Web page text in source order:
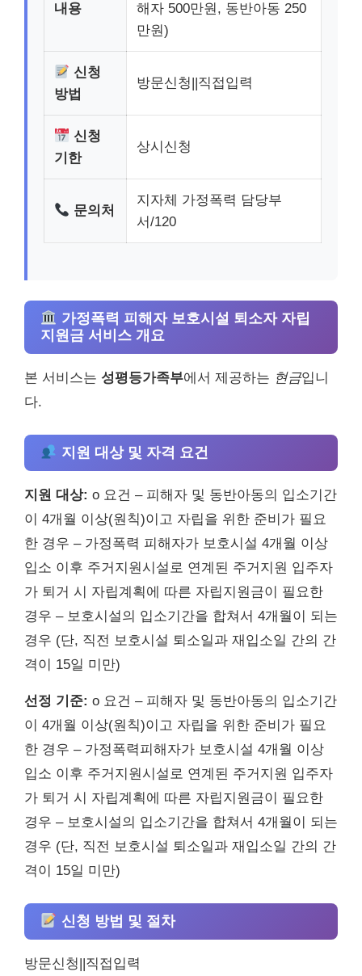
내용
해자 500만원, 동반아동 250
만원)
신청
방법
방문신청||직접입력
신청
기한
상시신청
문의처
지자체 가정폭력 담당부
서/120
가정폭력 피해자 보호시설 퇴소자 자립
지원금 서비스 개요
본 서비스는 성평등가족부에서 제공하는 현금입니
다.
지원 대상 및 자격 요건
지원 대상: o 요건 – 피해자 및 동반아동의 입소기간
이 4개월 이상(원칙)이고 자립을 위한 준비가 필요
한 경우 – 가정폭력 피해자가 보호시설 4개월 이상
입소 이후 주거지원시설로 연계된 주거지원 입주자
가 퇴거 시 자립계획에 따른 자립지원금이 필요한
경우 – 보호시설의 입소기간을 합쳐서 4개월이 되는
경우 (단, 직전 보호시설 퇴소일과 재입소일 간의 간
격이 15일 미만)
선정 기준: o 요건 – 피해자 및 동반아동의 입소기간
이 4개월 이상(원칙)이고 자립을 위한 준비가 필요
한 경우 – 가정폭력피해자가 보호시설 4개월 이상
입소 이후 주거지원시설로 연계된 주거지원 입주자
가 퇴거 시 자립계획에 따른 자립지원금이 필요한
경우 – 보호시설의 입소기간을 합쳐서 4개월이 되는
경우 (단, 직전 보호시설 퇴소일과 재입소일 간의 간
격이 15일 미만)
신청 방법 및 절차
방문신청||직접입력